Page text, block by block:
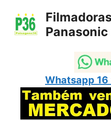
para
Panasonic
Whatsapp 16